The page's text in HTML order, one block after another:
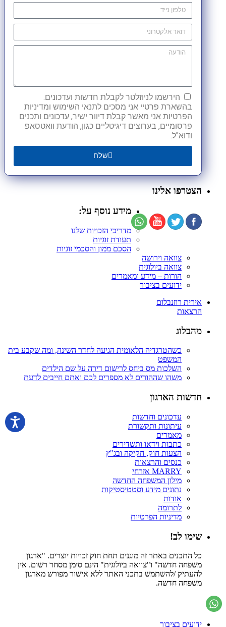
הירשמו לניוזלטר לקבלת חדשות ועדכונים.
בהשארת פרטיי אני מסכים לתנאי השימוש ומדיניות
הפרטיות אני מאשר קבלת דיוור ישיר, עדכונים ותכנים
פרסומיים, בערוצים דיגיטליים כגון, הודעת וואטסאפ
ודוא"ל.
שלח
הצטרפו אלינו
מידע נוסף על:
מדריכי הזכויות שלנו
תעודת זוגיות
הסכם ממון והסכמי זוגיות
צוואה וירושה
צוואה ביולוגית
הורות – מידע ומאמרים
ידועים בציבור
אירית רוזנבלום
הרצאות
מהבלוג
כשהטרגדיה הלאומית הגיעה לחדר השינה, ומה שקבע בית
המשפט
השלכות מס ביחס לרישום דירה על שם הילדים
משהו שההורים לא מספרים לכם ואתם חייבים לדעת
חדשות הארגון
עדכונים וחדשות
עיתונות ותקשורת
מאמרים
כתבות וידאו ותשדירים
הצעות חוק, חקיקה ובג"ץ
כנסים והרצאות
MARRY אזרחי
מילון המשפחה החדשה
נתונים מידע וסטטיסטיקות
אודות
לתרומה
מדיניות הפרטיות
שימו לב!
כל התכנים באתר זה מוגנים תחת חוק זכויות יוצרים. "ארגון
משפחה חדשה" ו"צוואה ביולוגית" הינם סימן מסחר רשום. אין
להעתיק /להשתמש בתכני האתר ללא אישור מפורש מארגון
משפחה חדשה.
ידועים בציבור